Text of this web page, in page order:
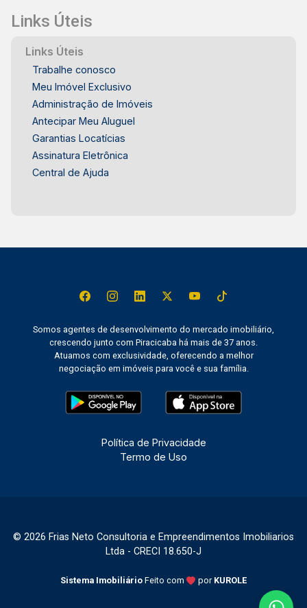
Links Úteis
Links Úteis
Trabalhe conosco
Meu Imóvel Exclusivo
Administração de Imóveis
Antecipar Meu Aluguel
Garantias Locatícias
Assinatura Eletrônica
Central de Ajuda
Somos agentes de desenvolvimento do mercado imobiliário,
crescendo junto com Piracicaba há mais de 37 anos.
Atuamos com exclusividade, oferecendo a melhor
negociação em imóveis para você e sua família.
Política de Privacidade
Termo de Uso
© 2026 Frias Neto Consultoria e Empreendimentos Imobiliarios
Ltda - CRECI 18.650-J
Sistema Imobiliário Feito com por KUROLE